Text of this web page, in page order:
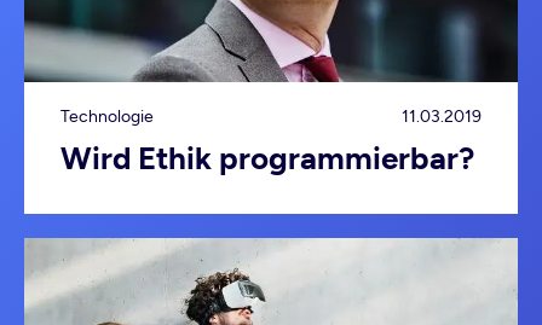
Technologie 11.03.2019
Wird Ethik programmierbar?